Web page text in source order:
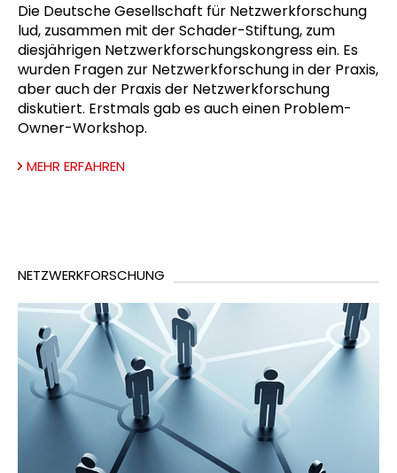
Die Deutsche Gesellschaft für Netzwerkforschung
lud, zusammen mit der Schader-Stiftung, zum
diesjährigen Netzwerkforschungskongress ein. Es
wurden Fragen zur Netzwerkforschung in der Praxis,
aber auch der Praxis der Netzwerkforschung
diskutiert. Erstmals gab es auch einen Problem-
Owner-Workshop.
MEHR ERFAHREN
NETZWERKFORSCHUNG